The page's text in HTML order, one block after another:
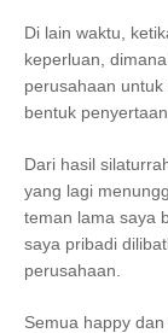
Di lain waktu,
keperluan,
perusahaan
bentuk
Dari hasil
yang lagi
teman lama saya
saya pribadi
perusahaan.
Semua happy